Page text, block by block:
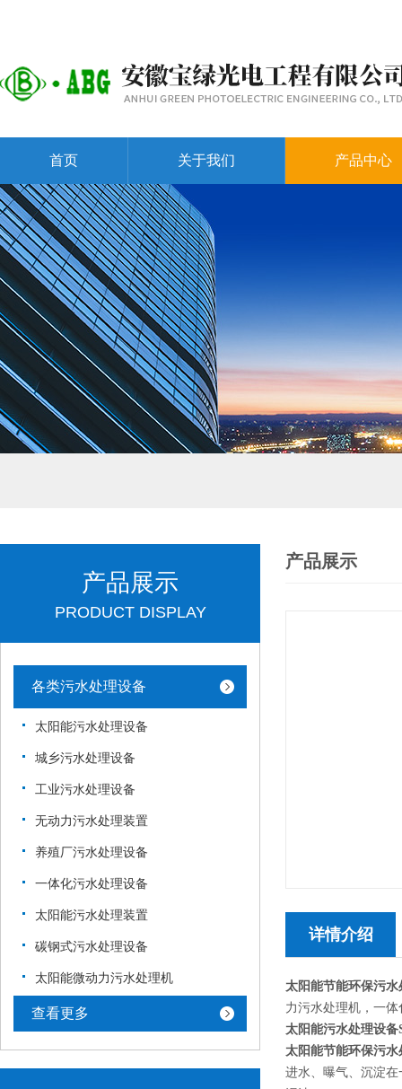
首页 关于我们 产品中心
产品展示
PRODUCT DISPLAY
各类污水处理设备
太阳能污水处理设备
城乡污水处理设备
工业污水处理设备
无动力污水处理装置
养殖厂污水处理设备
一体化污水处理设备
太阳能污水处理装置
碳钢式污水处理设备
太阳能微动力污水处理机
查看更多
产品展示
详情介绍
太阳能节能环保污水
力污水处理机，一
太阳能污水处理设备
太阳能节能环保污水
进水、曝气、沉淀